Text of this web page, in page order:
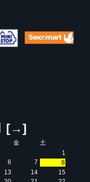
[→]
金
土
1
6 7
8
13 14
15